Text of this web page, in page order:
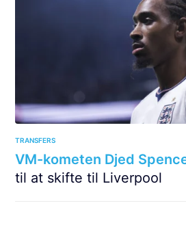
TRANSFERS
VM-kometen Djed
til at skifte til Liverpool